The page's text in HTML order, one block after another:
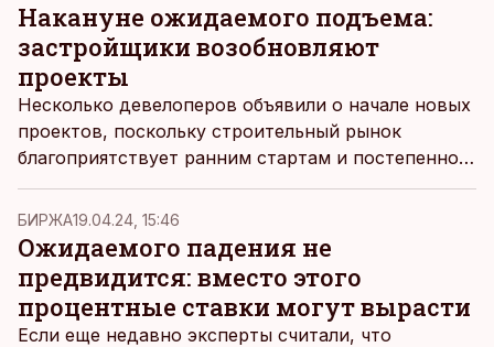
Накануне ожидаемого подъема:
застройщики возобновляют
проекты
Несколько девелоперов объявили о начале новых
проектов, поскольку строительный рынок
благоприятствует ранним стартам и постепенно
восстанавливается после высокого Euribor.
БИРЖА19.04.24, 15:46
Ожидаемого падения не
предвидится: вместо этого
процентные ставки могут вырасти
Если еще недавно эксперты считали, что